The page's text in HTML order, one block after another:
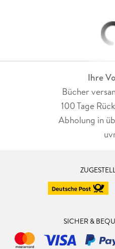
Ihre
Bücher
100 Tage
Abholung in
SICHER &